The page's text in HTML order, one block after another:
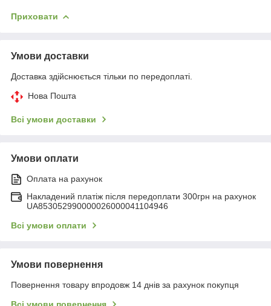
Приховати
Умови доставки
Доставка здійснюється тільки по передоплаті.
Нова Пошта
Всі умови доставки
Умови оплати
Оплата на рахунок
Накладений платіж після передоплати 300грн на рахунок
UA853052990000026000041104946
Всі умови оплати
Умови повернення
Повернення товару впродовж 14 днів за рахунок покупця
Всі умови повернення